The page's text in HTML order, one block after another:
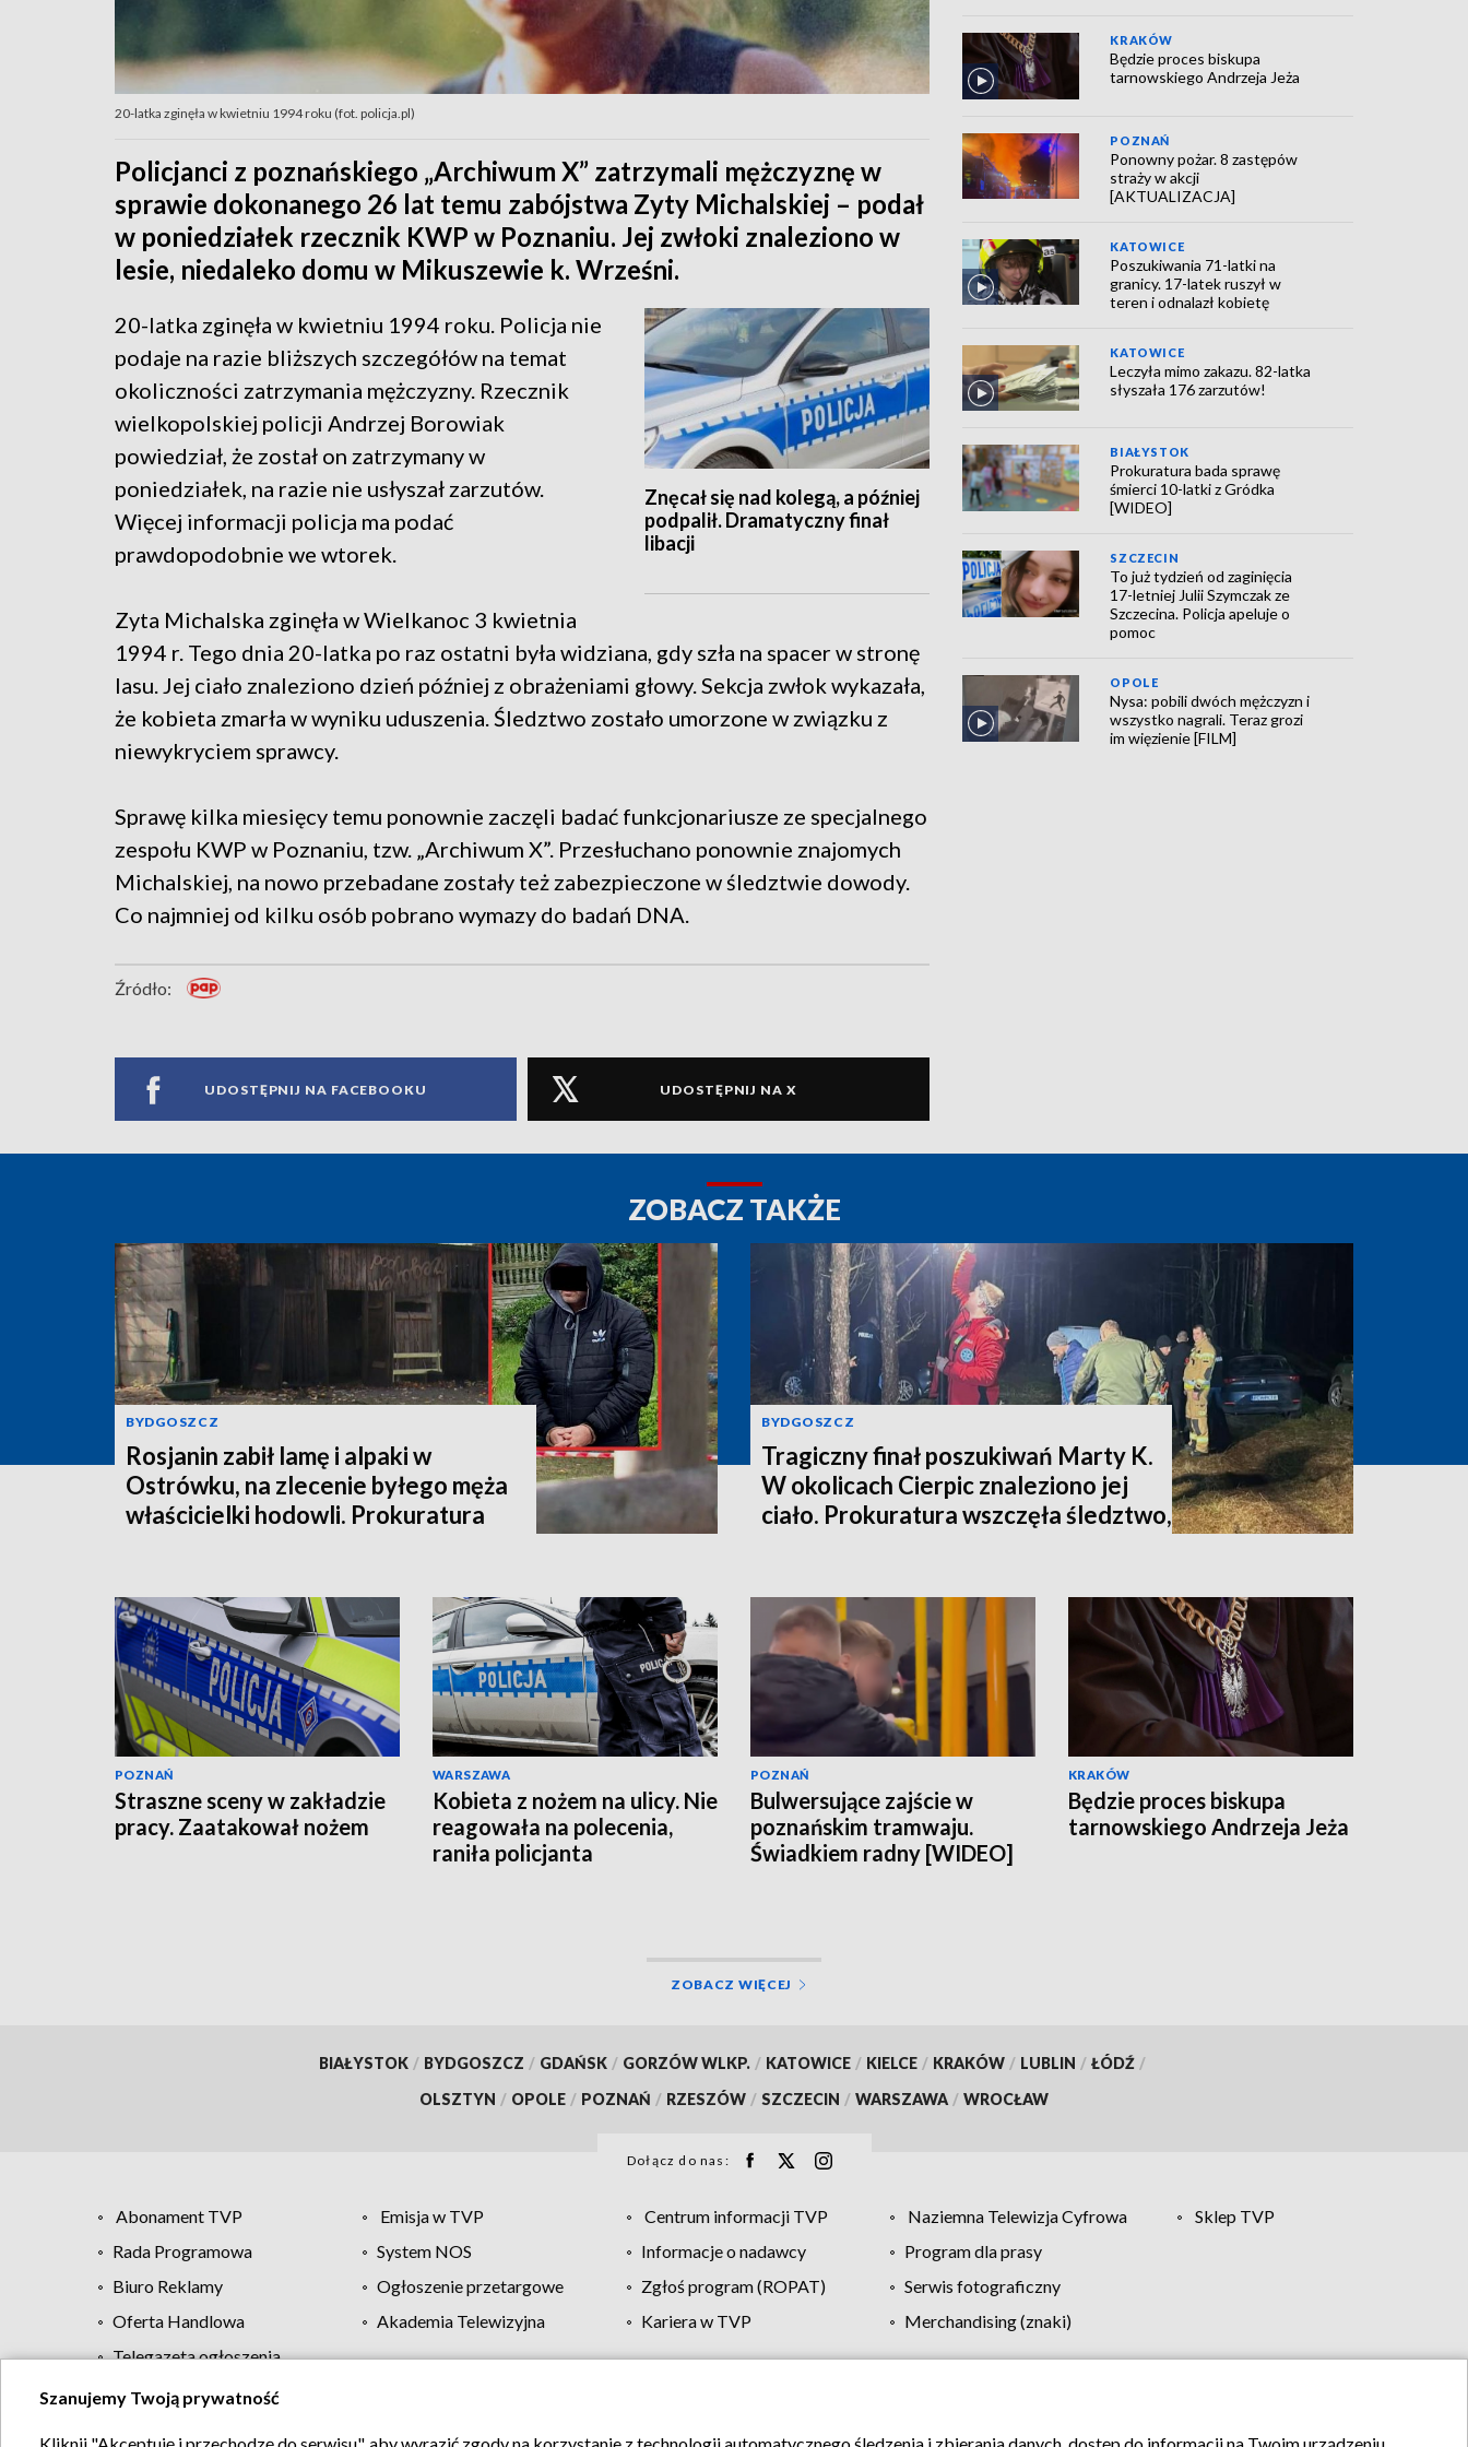
20-latka zginęła w kwietniu 1994 roku (fot. policja.pl)
Policjanci z poznańskiego „Archiwum X” zatrzymali mężczyznę w
sprawie dokonanego 26 lat temu zabójstwa Zyty Michalskiej – podał
w poniedziałek rzecznik KWP w Poznaniu. Jej zwłoki znaleziono w
lesie, niedaleko domu w Mikuszewie k. Wrześni.
Znęcał się nad kolegą, a później
podpalił. Dramatyczny finał
libacji
20-latka zginęła w kwietniu 1994 roku. Policja nie
podaje na razie bliższych szczegółów na temat
okoliczności zatrzymania mężczyzny. Rzecznik
wielkopolskiej policji Andrzej Borowiak
powiedział, że został on zatrzymany w
poniedziałek, na razie nie usłyszał zarzutów.
Więcej informacji policja ma podać
prawdopodobnie we wtorek.
Zyta Michalska zginęła w Wielkanoc 3 kwietnia
1994 r. Tego dnia 20-latka po raz ostatni była widziana, gdy szła na spacer w stronę
lasu. Jej ciało znaleziono dzień później z obrażeniami głowy. Sekcja zwłok wykazała,
że kobieta zmarła w wyniku uduszenia. Śledztwo zostało umorzone w związku z
niewykryciem sprawcy.
Sprawę kilka miesięcy temu ponownie zaczęli badać funkcjonariusze ze specjalnego
zespołu KWP w Poznaniu, tzw. „Archiwum X”. Przesłuchano ponownie znajomych
Michalskiej, na nowo przebadane zostały też zabezpieczone w śledztwie dowody.
Co najmniej od kilku osób pobrano wymazy do badań DNA.
Źródło:
UDOSTĘPNIJ NA FACEBOOKU UDOSTĘPNIJ NA X
KRAKÓW
Będzie proces biskupa
tarnowskiego Andrzeja Jeża
POZNAŃ
Ponowny pożar. 8 zastępów
straży w akcji
[AKTUALIZACJA]
KATOWICE
Poszukiwania 71-latki na
granicy. 17-latek ruszył w
teren i odnalazł kobietę
KATOWICE
Leczyła mimo zakazu. 82-latka
słyszała 176 zarzutów!
BIAŁYSTOK
Prokuratura bada sprawę
śmierci 10-latki z Gródka
[WIDEO]
SZCZECIN
To już tydzień od zaginięcia
17-letniej Julii Szymczak ze
Szczecina. Policja apeluje o
pomoc
OPOLE
Nysa: pobili dwóch mężczyzn i
wszystko nagrali. Teraz grozi
im więzienie [FILM]
ZOBACZ TAKŻE
BYDGOSZCZ
Rosjanin zabił lamę i alpaki w
Ostrówku, na zlecenie byłego męża
właścicielki hodowli. Prokuratura
BYDGOSZCZ
Tragiczny finał poszukiwań Marty K.
W okolicach Cierpic znaleziono jej
ciało. Prokuratura wszczęła śledztwo,
POZNAŃ
Straszne sceny w zakładzie
pracy. Zaatakował nożem
WARSZAWA
Kobieta z nożem na ulicy. Nie
reagowała na polecenia,
raniła policjanta
POZNAŃ
Bulwersujące zajście w
poznańskim tramwaju.
Świadkiem radny [WIDEO]
KRAKÓW
Będzie proces biskupa
tarnowskiego Andrzeja Jeża
ZOBACZ WIĘCEJ
BIAŁYSTOK / BYDGOSZCZ / GDAŃSK / GORZÓW WLKP. / KATOWICE / KIELCE / KRAKÓW / LUBLIN / ŁÓDŹ /
OLSZTYN / OPOLE / POZNAŃ / RZESZÓW / SZCZECIN / WARSZAWA / WROCŁAW
Dołącz do nas:
Abonament TVP Emisja w TVP Centrum informacji TVP Naziemna Telewizja Cyfrowa
Sklep TVP
Rada Programowa
System NOS Informacje o nadawcy
Program dla prasy
Biuro Reklamy
Ogłoszenie przetargowe Zgłoś program (ROPAT)
Serwis fotograficzny
Oferta Handlowa
Akademia Telewizyjna Kariera w TVP
Merchandising (znaki)
Telegazeta ogłoszenia
Regulamin TVP Polityka prywatności Moje zgody Pomoc Biuro reklamy Kontakt
Szanujemy Twoją prywatność